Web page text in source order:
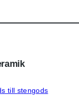
till stengods